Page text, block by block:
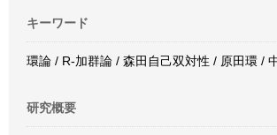
キーワード
環論 / R-加群論 / 森田自己双対性 / 原田環 /
研究概要